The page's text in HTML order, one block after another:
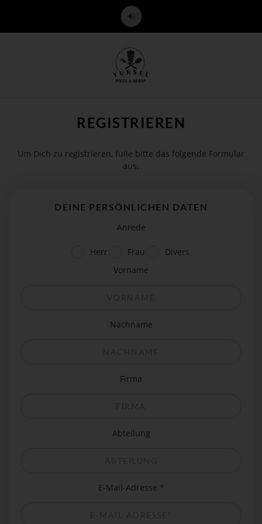
REGISTRIEREN
Um Dich zu registrieren, fülle bitte das folgende Formular
aus.
DEINE PERSÖNLICHEN DATEN
Anrede
Herr Frau
Divers
Vorname
Nachname
Firma
Abteilung
E-Mail-Adresse *